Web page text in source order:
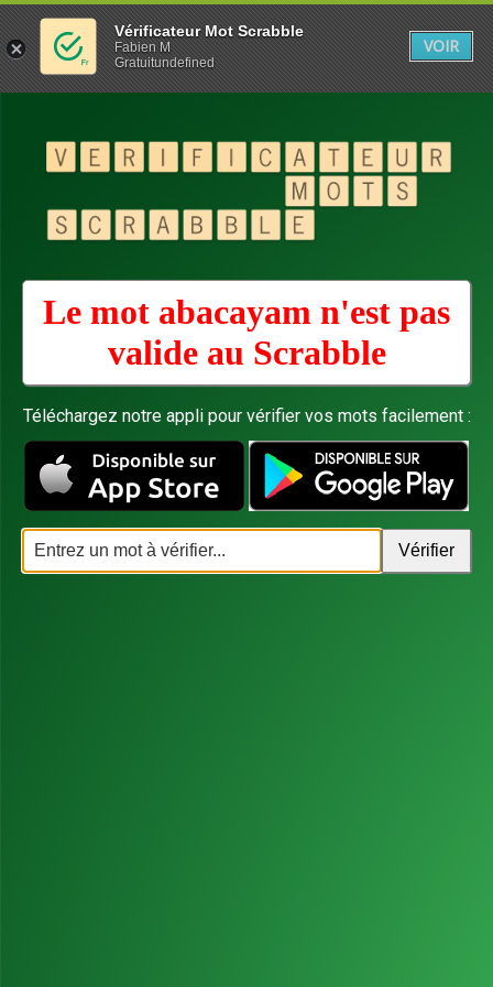
Le mot abacayam n'est pas
valide au Scrabble
Téléchargez notre appli pour vérifier vos mots facilement :
Vérificateur Mot Scrabble
Fabien M
Gratuitundefined
VOIR